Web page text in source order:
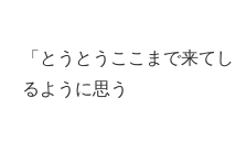
「とうとうここまで来て
るように思う